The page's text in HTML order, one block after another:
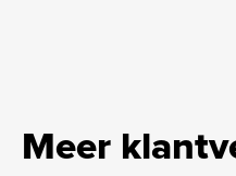
Meer